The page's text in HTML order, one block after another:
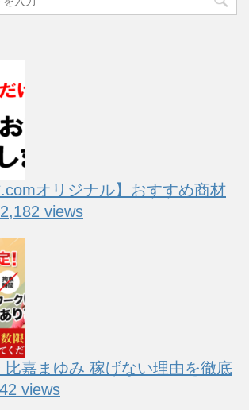
.comオリジナル】おすすめ商材
views
比嘉まゆみ 稼げない理由を徹底
views